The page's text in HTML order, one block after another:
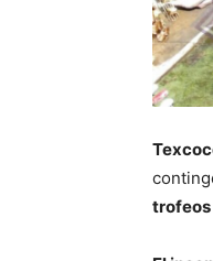
trofeos